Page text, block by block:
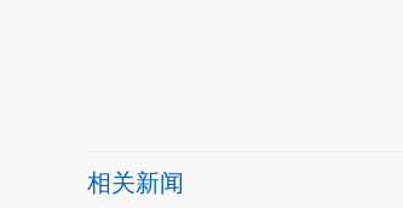
相关新闻